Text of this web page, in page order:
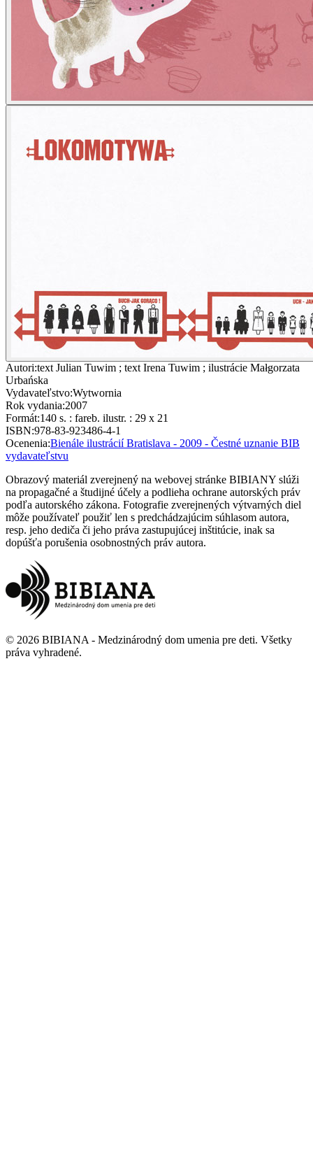
Autori:text Julian Tuwim ; text Irena Tuwim ; ilustrácie Małgorzata
Urbańska
Vydavateľstvo:Wytwornia
Rok vydania:2007
Formát:140 s. : fareb. ilustr. : 29 x 21
ISBN:978-83-923486-4-1
Ocenenia:Bienále ilustrácií Bratislava - 2009 - Čestné uznanie BIB
vydavateľstvu
Obrazový materiál zverejnený na webovej stránke BIBIANY slúži
na propagačné a študijné účely a podlieha ochrane autorských práv
podľa autorského zákona. Fotografie zverejnených výtvarných diel
môže používateľ použiť len s predchádzajúcim súhlasom autora,
resp. jeho dediča či jeho práva zastupujúcej inštitúcie, inak sa
dopúšťa porušenia osobnostných práv autora.
© 2026 BIBIANA - Medzinárodný dom umenia pre deti. Všetky
práva vyhradené.